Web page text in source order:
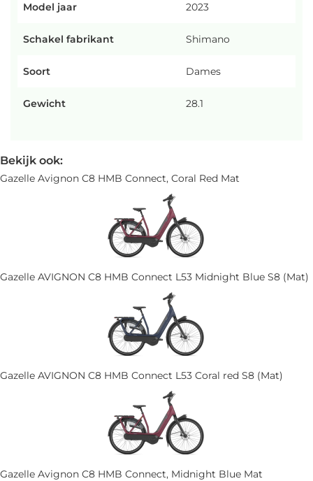
Model jaar 2023
Schakel fabrikant Shimano
Soort Dames
Gewicht 28.1
Bekijk ook:
Gazelle Avignon C8 HMB Connect, Coral Red Mat
Gazelle AVIGNON C8 HMB Connect L53 Midnight Blue S8 (Mat)
Gazelle AVIGNON C8 HMB Connect L53 Coral red S8 (Mat)
Gazelle Avignon C8 HMB Connect, Midnight Blue Mat